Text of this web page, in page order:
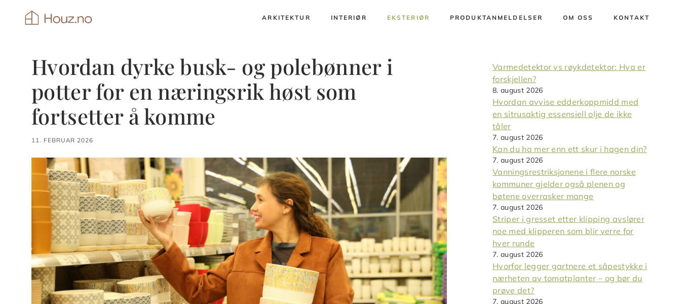
ARKITEKTUR INTERIØR EKSTERIØR PRODUKTANMELDELSER OM OSS KONTAKT
Hvordan dyrke busk- og polebønner i
potter for en næringsrik høst som
fortsetter å komme
11. FEBRUAR 2026
Varmedetektor vs røykdetektor: Hva er
forskjellen?
8. august 2026
Hvordan avvise edderkoppmidd med
en sitrusaktig essensiell olje de ikke
tåler
7. august 2026
Kan du ha mer enn ett skur i hagen din?
7. august 2026
Vanningsrestriksjonene i flere norske
kommuner gjelder også plenen og
bøtene overrasker mange
7. august 2026
Striper i gresset etter klipping avslører
noe med klipperen som blir verre for
hver runde
7. august 2026
Hvorfor legger gartnere et såpestykke i
nærheten av tomatplanter – og bør du
prøve det?
7. august 2026